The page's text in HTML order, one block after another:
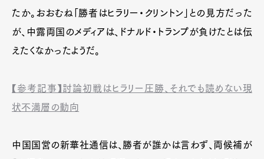
たか。おおむね「勝者はヒラリー・クリントン」との見方だった
が、中露両国のメディアは、ドナルド・トランプが負けたとは伝
えたくなかったようだ。
【参考記事】討論初戦はヒラリー圧勝、それでも読めない現
状不満層の動向
中国国営の新華社通信は、勝者が誰かは言わず、両候補が